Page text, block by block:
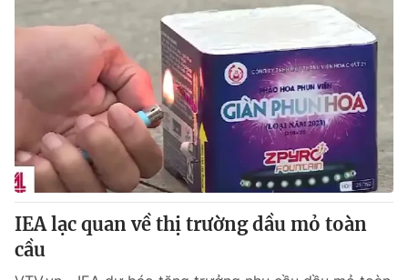
IEA lạc quan về thị trường dầu mỏ toàn
cầu